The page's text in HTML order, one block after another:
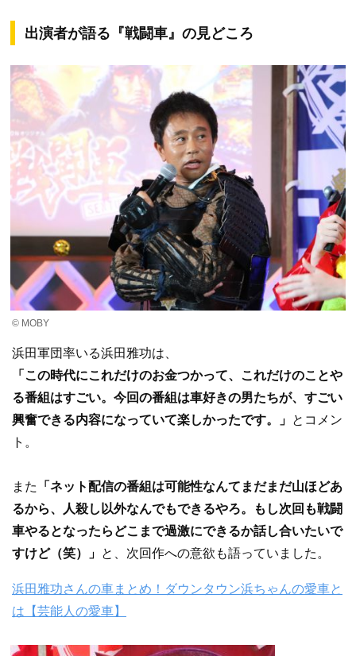
出演者が語る『戦闘車』の見どころ
© MOBY
浜田軍団率いる浜田雅功は、
「この時代にこれだけのお金つかって、これだけのことや
る番組はすごい。今回の番組は車好きの男たちが、すごい
興奮できる内容になっていて楽しかったです。」 とコメン
ト。
また
「ネット配信の番組は可能性なんてまだまだ山ほどあ
るから、人殺し以外なんでもできるやろ。もし次回も戦闘
車やるとなったらどこまで過激にできるか話し合いたいで
すけど（笑）」 と、次回作への意欲も語っていました。
浜田雅功さんの車まとめ！ダウンタウン浜ちゃんの愛車と
は【芸能人の愛車】